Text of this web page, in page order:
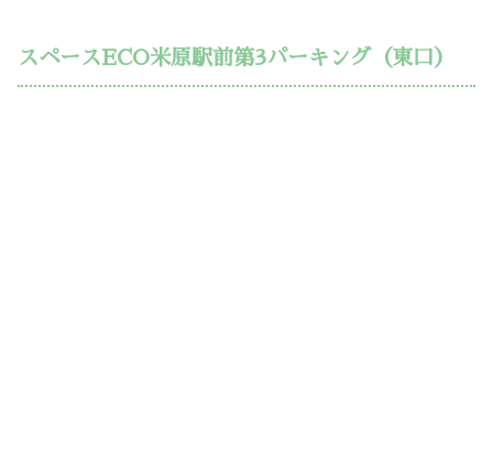
スペースECO米原駅前第3パーキング（東口）